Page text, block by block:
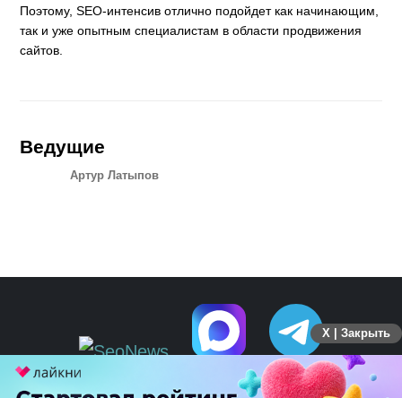
Поэтому, SEO-интенсив отлично подойдет как начинающим,
так и уже опытным специалистам в области продвижения
сайтов.
Ведущие
Артур Латыпов
X | Закрыть
ПЕРЕЙТИ НА ПОЛНУЮ ВЕРСИЮ